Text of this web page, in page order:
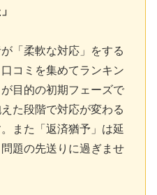
「柔軟な対応」をする
コミを集めてランキン
目的の初期フェーズで
た段階で対応が変わる
また「返済猶予」は延
題の先送りに過ぎませ